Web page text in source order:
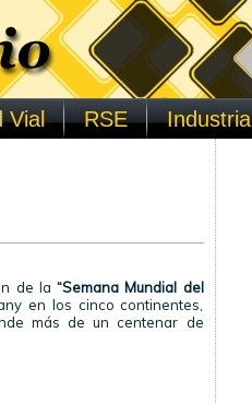
Vial RSE Industria
de la “Semana Mundial del
en los cinco continentes,
más de un centenar de